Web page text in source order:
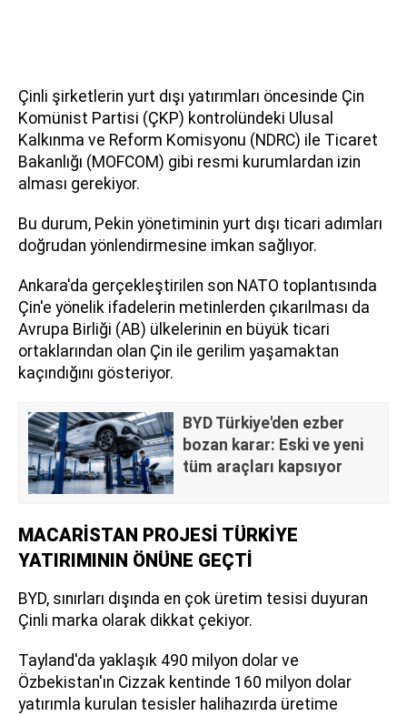
Çinli şirketlerin yurt dışı yatırımları öncesinde Çin
Komünist Partisi (ÇKP) kontrolündeki Ulusal
Kalkınma ve Reform Komisyonu (NDRC) ile Ticaret
Bakanlığı (MOFCOM) gibi resmi kurumlardan izin
alması gerekiyor.
Bu durum, Pekin yönetiminin yurt dışı ticari adımları
doğrudan yönlendirmesine imkan sağlıyor.
Ankara'da gerçekleştirilen son NATO toplantısında
Çin'e yönelik ifadelerin metinlerden çıkarılması da
Avrupa Birliği (AB) ülkelerinin en büyük ticari
ortaklarından olan Çin ile gerilim yaşamaktan
kaçındığını gösteriyor.
BYD Türkiye'den ezber
bozan karar: Eski ve yeni
tüm araçları kapsıyor
MACARİSTAN PROJESİ TÜRKİYE
YATIRIMININ ÖNÜNE GEÇTİ
BYD, sınırları dışında en çok üretim tesisi duyuran
Çinli marka olarak dikkat çekiyor.
Tayland'da yaklaşık 490 milyon dolar ve
Özbekistan'ın Cizzak kentinde 160 milyon dolar
yatırımla kurulan tesisler halihazırda üretime